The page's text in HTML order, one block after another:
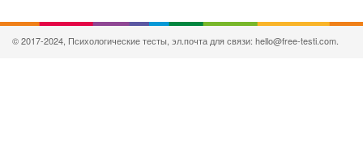
© 2017-2024, Психологические тесты, эл.почта для связи: hello@free-testi.com.